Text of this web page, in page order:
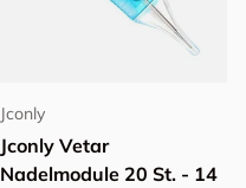
Jconly
Jconly Vetar
Nadelmodule 20 St. - 14